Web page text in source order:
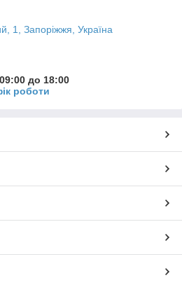
1, Запоріжжя, Україна
до 18:00
роботи